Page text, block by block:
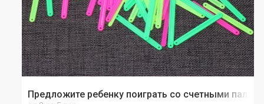
Предложите ребенку поиграть со счетными